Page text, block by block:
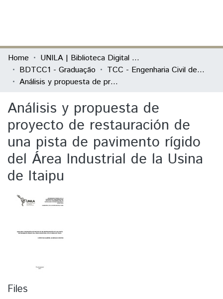
Communities & Collections
All of DSpace
Home
UNILA | Biblioteca Digital de Trabalhos de Conclusão de Curso
BDTCC1 - Graduação
TCC - Engenharia Civil de Infraestrutura
Análisis y propuesta de proyecto de restauración de una pista de pavimento rígido del Área Industrial de la Usina de Itaipu
Análisis y propuesta de
proyecto de restauración de
una pista de pavimento rígido
del Área Industrial de la Usina
de Itaipu
Files